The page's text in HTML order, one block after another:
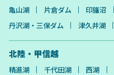
亀山湖
片倉ダム 印旛沼
丹沢湖・三保ダム
津久井湖
北陸・甲信越
精進湖 千代田湖 西湖